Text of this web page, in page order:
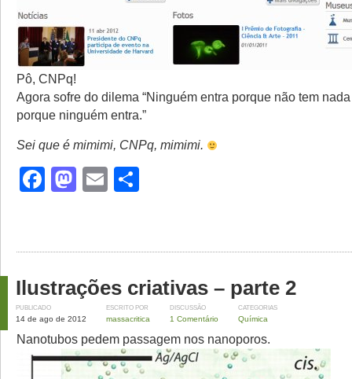
Pô, CNPq!
Agora sofre do dilema “Ninguém entra porque não tem
porque ninguém entra.”
Sei que é mimimi, CNPq, mimimi.
Facebook
Mastodon
Email
Ilustrações criativas – parte 2
PUBLICADO
14 de ago de 2012
ESCRITO POR
massacritica
DISCUSSÃO
1 Comentário
CATEGORIAS
Química
Nanotubos pedem passagem nos nanoporos.